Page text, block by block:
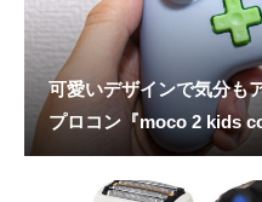
可愛いデザインで気分も
プロコン『moco 2 kids